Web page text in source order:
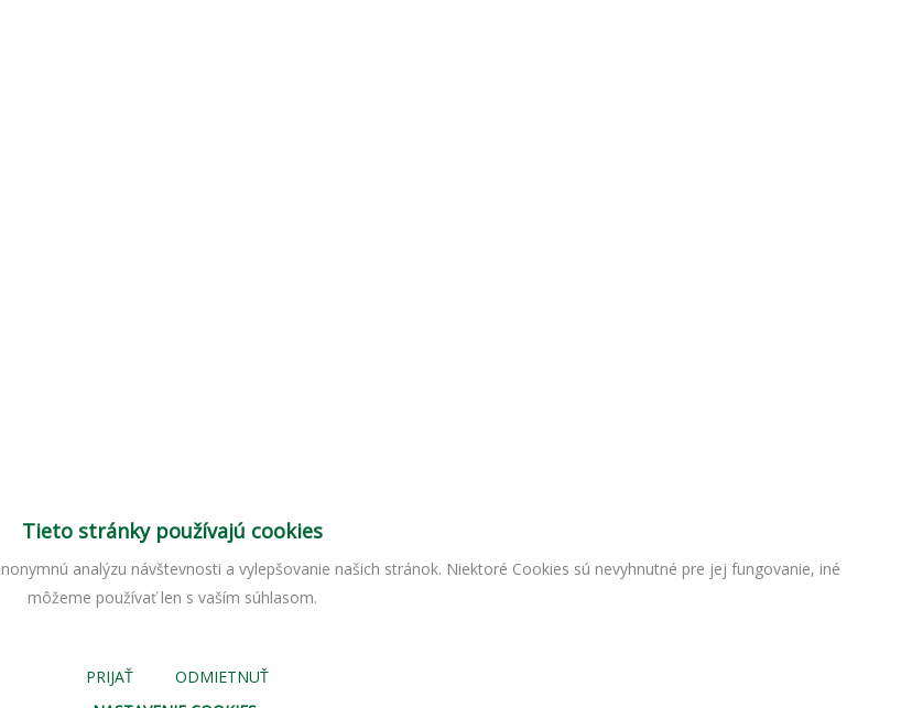
Tieto stránky používajú cookies
analýzu návštevnosti a vylepšovanie našich stránok. Niektoré Cookies sú nevyhnutné pre jej fungovanie, iné
môžeme používať len s vaším súhlasom.
PRIJAŤ
ODMIETNUŤ